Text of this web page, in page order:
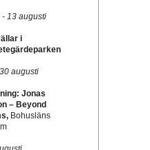
13 augusti
i
augusti
Jonas
– Beyond
Bohusläns